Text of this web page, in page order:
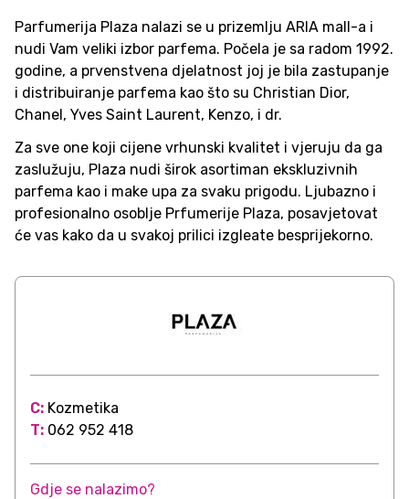
Parfumerija Plaza nalazi se u prizemlju ARIA mall-a i
nudi Vam veliki izbor parfema. Počela je sa radom 1992.
godine, a prvenstvena djelatnost joj je bila zastupanje
i distribuiranje parfema kao što su Christian Dior,
Chanel, Yves Saint Laurent, Kenzo, i dr.
Za sve one koji cijene vrhunski kvalitet i vjeruju da ga
zaslužuju, Plaza nudi širok asortiman ekskluzivnih
parfema kao i make upa za svaku prigodu. Ljubazno i
profesionalno osoblje Prfumerije Plaza, posavjetovat
će vas kako da u svakoj prilici izgleate besprijekorno.
C: Kozmetika
T: 062 952 418
Gdje se nalazimo?